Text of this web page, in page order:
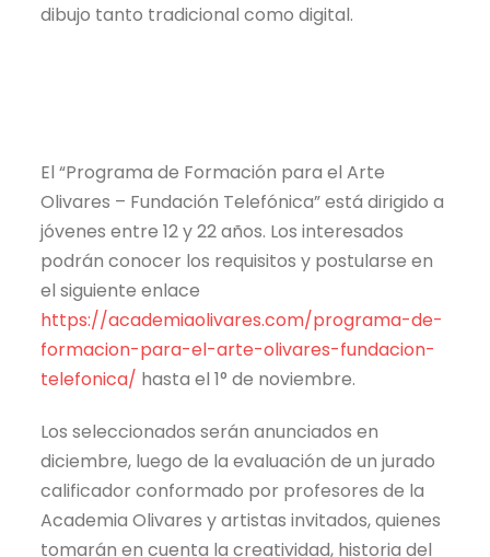
dibujo tanto tradicional como digital.
El “Programa de Formación para el Arte
Olivares – Fundación Telefónica” está dirigido a
jóvenes entre 12 y 22 años. Los interesados
podrán conocer los requisitos y postularse en
el siguiente enlace
https://academiaolivares.com/programa-de-
formacion-para-el-arte-olivares-fundacion-
telefonica/ hasta el 1° de noviembre.
Los seleccionados serán anunciados en
diciembre, luego de la evaluación de un jurado
calificador conformado por profesores de la
Academia Olivares y artistas invitados, quienes
tomarán en cuenta la creatividad, historia del